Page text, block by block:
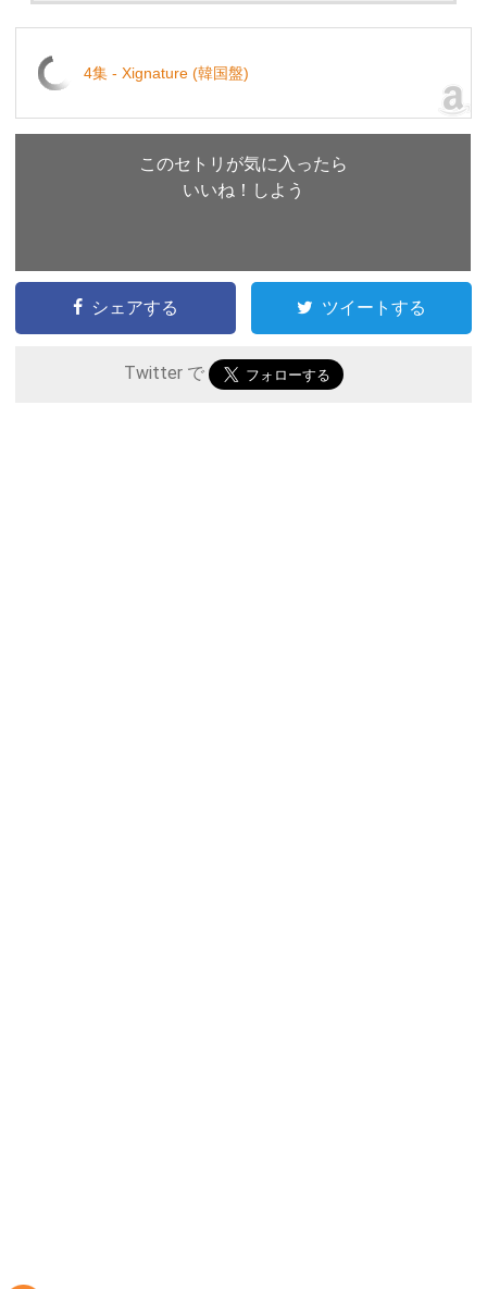
4集 - Xignature (韓国盤)
このセトリが気に入ったら
いいね！しよう
シェアする ツイートする
Twitter で